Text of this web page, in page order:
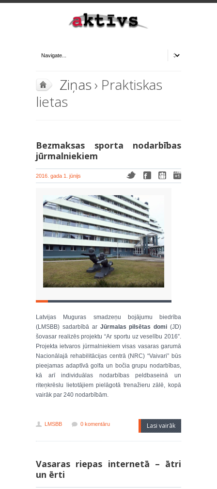
Ziņas› Praktiskas
lietas
Bezmaksas sporta nodarbības
jūrmalniekiem
2016. gada 1. jūnijs
Latvijas Muguras smadzeņu bojājumu biedrība
(LMSBB) sadarbībā ar Jūrmalas pilsētas domi (JD)
šovasar realizēs projektu “Ar sportu uz veselību 2016”.
Projekta ietvaros jūrmalniekiem visas vasaras garumā
Nacionālajā rehabilitācijas centrā (NRC) “Vaivari” būs
pieejamas adaptīvā golfa un bočia grupu nodarbības,
kā arī individuālas nodarbības peldbaseinā un
riteņkrēslu lietotājiem pielāgotā trenažieru zālē, kopā
vairāk par 240 nodarbībām.
LMSBB 0 komentāru Lasi vairāk
Vasaras riepas internetā – ātri
un ērti